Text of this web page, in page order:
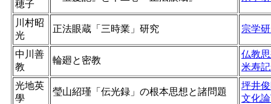
穂子
川村昭
光
正法眼蔵「三時業」研究 宗学
中川善
教
輪廻と密教
仏教
米寿
光地英
學
瑩山紹瑾「伝光録」の根本思想と諸問題
坪井
文化